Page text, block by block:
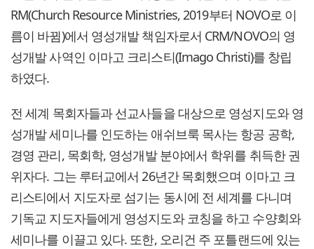
RM(Church Resource Ministries, 2019부터 NOVO로 이
름이 바뀜)에서 영성개발 책임자로서 CRM/NOVO의 영
성개발 사역인 이마고 크리스티(Imago Christi)를 창립
하였다.
전 세계 목회자들과 선교사들을 대상으로 영성지도와 영
성개발 세미나를 인도하는 애쉬브룩 목사는 항공 공학,
경영 관리, 목회학, 영성개발 분야에서 학위를 취득한 권
위자다. 그는 루터교에서 26년간 목회했으며 이마고 크
리스티에서 지도자로 섬기는 동시에 전 세계를 다니며
기독교 지도자들에게 영성지도와 코칭을 하고 수양회와
세미나를 이끌고 있다. 또한, 오리건 주 포틀랜드에 있는